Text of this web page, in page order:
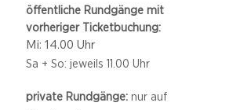
öffentliche Rundgänge mit
vorheriger Ticketbuchung:
Mi: 14.00 Uhr
Sa + So: jeweils 11.00 Uhr
private Rundgänge: nur auf